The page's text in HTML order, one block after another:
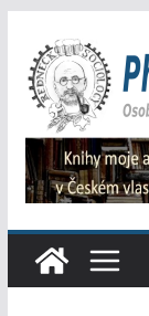
obsah